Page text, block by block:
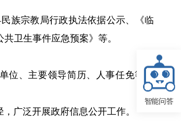
族宗教局行政执法依据公示、《临
卫生事件应急预案》等。
位、主要领导简历、人事任免等信
广泛开展政府信息公开工作。
智能问答